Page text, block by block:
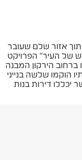
אזור שלם שעובר
של העיר" הפרויקט
ברחוב הירקון המבנה
בן 3 קומות, תחתיו הוקמו שלשה בנייני
הכוללים 67 יח"ד אשר יכללו דירות בנות